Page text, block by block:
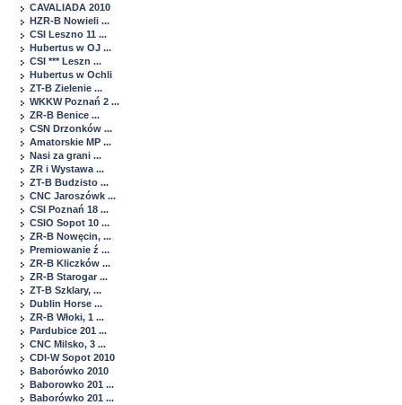
CAVALIADA 2010
HZR-B Nowieli ...
CSI Leszno 11 ...
Hubertus w OJ ...
CSI *** Leszn ...
Hubertus w Ochli
ZT-B Zielenie ...
WKKW Poznań 2 ...
ZR-B Benice ...
CSN Drzonków ...
Amatorskie MP ...
Nasi za grani ...
ZR i Wystawa ...
ZT-B Budzisto ...
CNC Jaroszówk ...
CSI Poznań 18 ...
CSIO Sopot 10 ...
ZR-B Nowęcin, ...
Premiowanie ź ...
ZR-B Kliczków ...
ZR-B Starogar ...
ZT-B Szklary, ...
Dublin Horse ...
ZR-B Włoki, 1 ...
Pardubice 201 ...
CNC Milsko, 3 ...
CDI-W Sopot 2010
Baborówko 2010
Baborowko 201 ...
Baborówko 201 ...